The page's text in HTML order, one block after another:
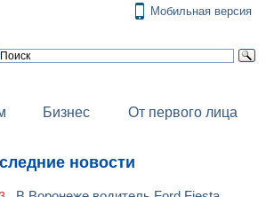
Мобильная версия
Бизнес От первого лица
новости